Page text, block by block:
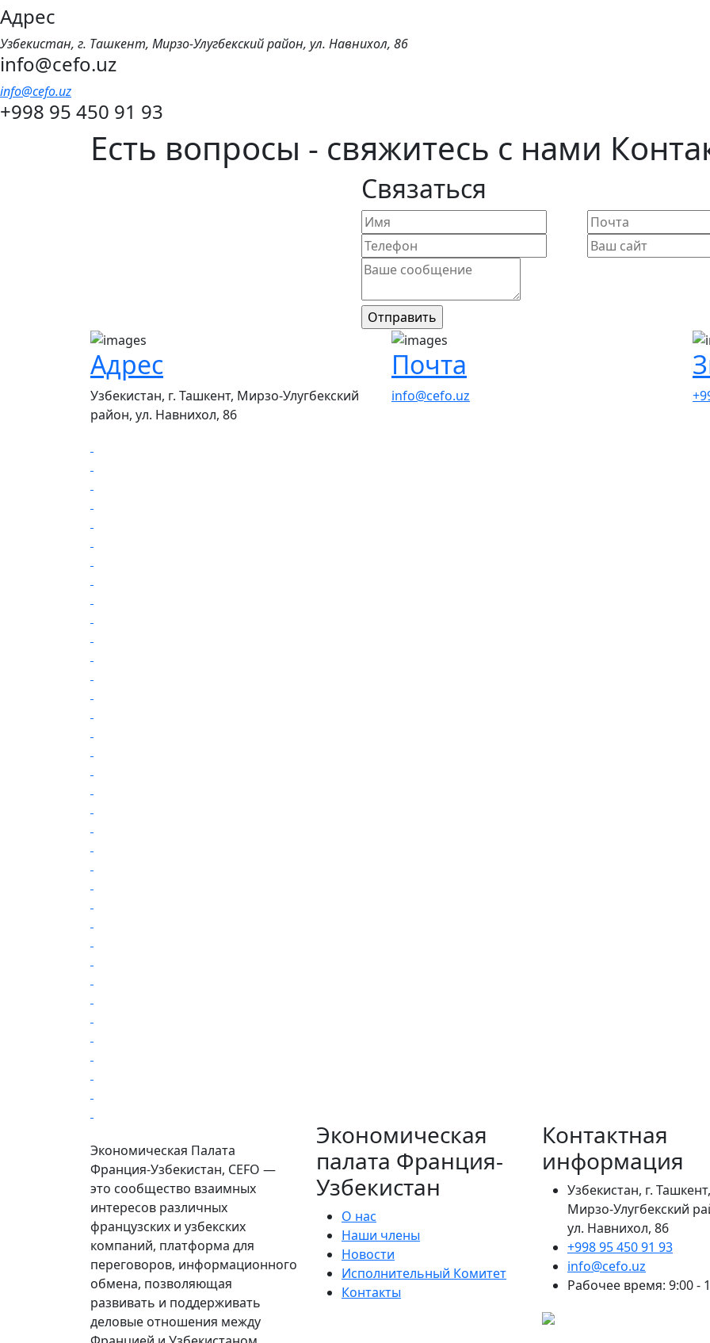
Адрес
Узбекистан, г. Ташкент, Мирзо-Улугбекский район, ул. Навнихол, 86
info@cefo.uz
info@cefo.uz
+998 95 450 91 93
Есть вопросы - свяжитесь с нами
Связаться
Адрес
Узбекистан, г. Ташкент, Мирзо-Улугбекский
район, ул. Навнихол, 86
Почта
info@cefo.uz
Экономическая Палата
Франция-Узбекистан, CEFO —
это сообщество взаимных
интересов различных
французских и узбекских
компаний, платформа для
переговоров, информационного
обмена, позволяющая
развивать и поддерживать
деловые отношения между
Экономическая
палата Франция-
Узбекистан
О нас
Наши члены
Новости
Исполнительный Комитет
Контакты
Контактная
информация
Узбекистан, г. Ташкент,
Мирзо-Улугбекский
ул. Навнихол, 86
+998 95 450 91 93
info@cefo.uz
Рабочее время: 9:00 -